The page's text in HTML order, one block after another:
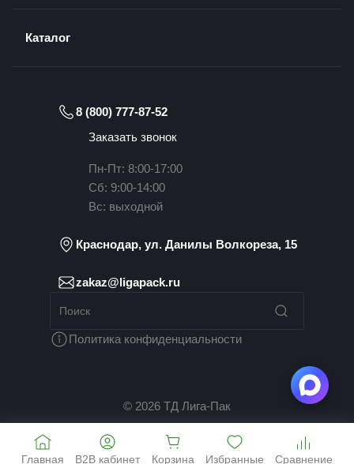
Каталог
8 (800) 777-87-52
Заказать звонок
Пн-Пт: 8:00-17:00
Сб: 9:00-14:00
Вс: выходной
Краснодар, ул. Данилы Волкореза, 15
zakaz@ligapack.ru
Политика конфиденциальности
© 2026 ТД Лига-Пак
Главная B2B кабинет Корзина Избранные Сравнение